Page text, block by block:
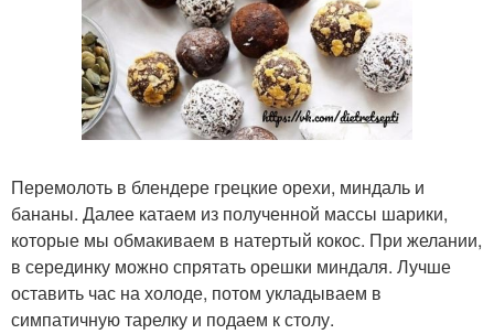
Перемолоть в блендере грецкие орехи, миндаль и
бананы. Далее катаем из полученной массы шарики,
которые мы обмакиваем в натертый кокос. При желании,
в серединку можно спрятать орешки миндаля. Лучше
оставить час на холоде, потом укладываем в
симпатичную тарелку и подаем к столу.